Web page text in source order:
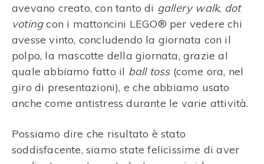
avevano creato, con tanto di gallery walk, dot
votingcon i mattoncini LEGO® per vedere chi
avesse vinto, concludendo la giornata con il
polpo, la mascotte della giornata, grazie al
quale abbiamo fatto il ball toss(come ora, nel
giro di presentazioni), e che abbiamo usato
anche come antistress durante le varie attività.
Possiamo dire che risultato è stato
soddisfacente, siamo state felicissime di aver